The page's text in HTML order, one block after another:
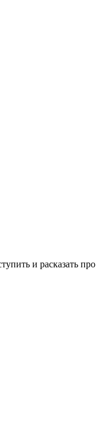
и расказать про